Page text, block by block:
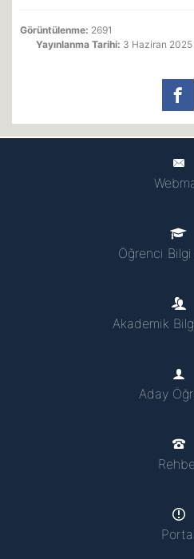
Görüntülenme: 2691
Yayınlanma Tarihi: 3 Haziran 2025
Öğrenci
Akademik
Aday
Portal